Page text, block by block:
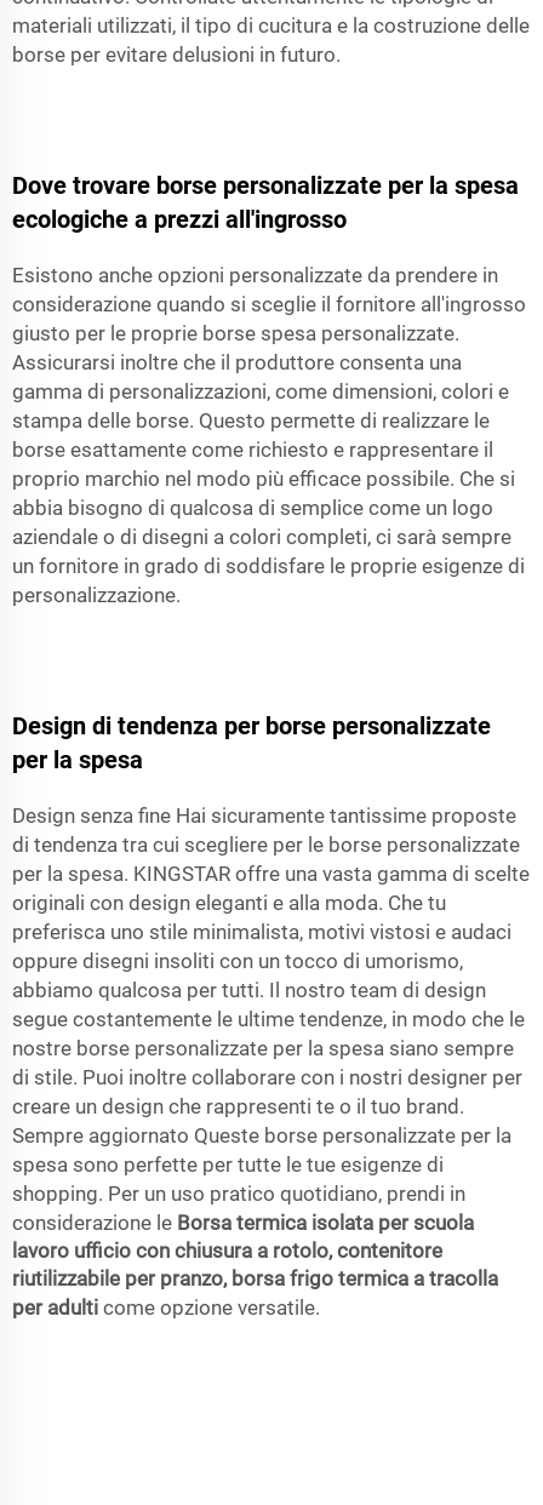
materiali utilizzati, il tipo di cucitura e la costruzione delle
borse per evitare delusioni in futuro.
Dove trovare borse personalizzate per la spesa
ecologiche a prezzi all'ingrosso
Esistono anche opzioni personalizzate da prendere in
considerazione quando si sceglie il fornitore all'ingrosso
giusto per le proprie borse spesa personalizzate.
Assicurarsi inoltre che il produttore consenta una
gamma di personalizzazioni, come dimensioni, colori e
stampa delle borse. Questo permette di realizzare le
borse esattamente come richiesto e rappresentare il
proprio marchio nel modo più efficace possibile. Che si
abbia bisogno di qualcosa di semplice come un logo
aziendale o di disegni a colori completi, ci sarà sempre
un fornitore in grado di soddisfare le proprie esigenze di
personalizzazione.
Design di tendenza per borse personalizzate
per la spesa
Design senza fine Hai sicuramente tantissime proposte
di tendenza tra cui scegliere per le borse personalizzate
per la spesa. KINGSTAR offre una vasta gamma di scelte
originali con design eleganti e alla moda. Che tu
preferisca uno stile minimalista, motivi vistosi e audaci
oppure disegni insoliti con un tocco di umorismo,
abbiamo qualcosa per tutti. Il nostro team di design
segue costantemente le ultime tendenze, in modo che le
nostre borse personalizzate per la spesa siano sempre
di stile. Puoi inoltre collaborare con i nostri designer per
creare un design che rappresenti te o il tuo brand.
Sempre aggiornato Queste borse personalizzate per la
spesa sono perfette per tutte le tue esigenze di
shopping. Per un uso pratico quotidiano, prendi in
considerazione le Borsa termica isolata per scuola
lavoro ufficio con chiusura a rotolo, contenitore
riutilizzabile per pranzo, borsa frigo termica a tracolla
per adulti come opzione versatile.